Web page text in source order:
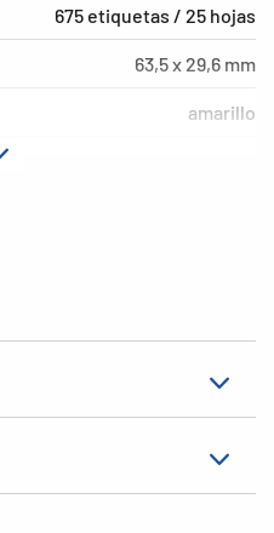
675 etiquetas / 25 hojas
63,5 x 29,6 mm
amarillo
intemperie, resist. agua de
mar
4008705080316